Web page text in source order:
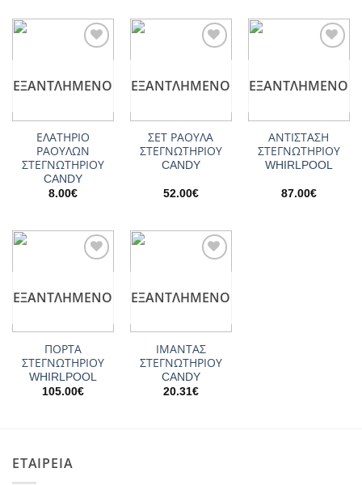
ΕΞΑΝΤΛΗΜΈΝΟ
ΕΛΑΤΗΡΙΟ
ΡΑΟΥΛΩΝ
ΣΤΕΓΝΩΤΗΡΙΟΥ
CANDY
8.00€
ΕΞΑΝΤΛΗΜΈΝΟ
ΣΕΤ ΡΑΟΥΛΑ
ΣΤΕΓΝΩΤΗΡΙΟΥ
CANDY
52.00€
ΕΞΑΝΤΛΗΜΈΝΟ
ΑΝΤΙΣΤΑΣΗ
ΣΤΕΓΝΩΤΗΡΙΟΥ
WHIRLPOOL
87.00€
ΕΞΑΝΤΛΗΜΈΝΟ
ΠΟΡΤΑ
ΣΤΕΓΝΩΤΗΡΙΟΥ
WHIRLPOOL
105.00€
ΕΞΑΝΤΛΗΜΈΝΟ
ΙΜΑΝΤΑΣ
ΣΤΕΓΝΩΤΗΡΙΟΥ
CANDY
20.31€
ΕΤΑΙΡΕΙΑ